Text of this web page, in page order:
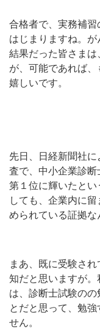
合格者で、実務補
はじまりますね。
結果だった皆さま
が、可能であれば
嬉しいです。
先日、日経新聞社
査で、中小企業診
第１位に輝いたとい
しても、企業内に
められている証拠な
まあ、既に受験さ
知だと思いますが
は、診断士試験の
とだと思って、勉
せん。